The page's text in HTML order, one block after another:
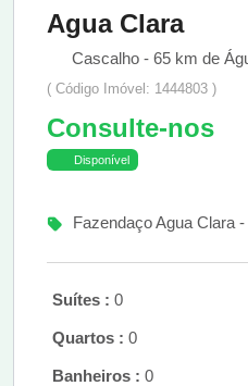
Agua Clara
Cascalho - 65 km de
( Código Imóvel: 1444803 )
Consulte-nos
Disponível
Fazendaço Agua Clara
Suítes : 0
Quartos : 0
Banheiros : 0